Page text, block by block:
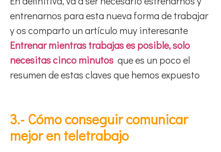
entrenarnos para esta nueva forma de trabajar
y os comparto un artículo muy interesante
Entrenar mientras trabajas es posible, solo
necesitas cinco minutos que es un poco el
resumen de estas claves que hemos expuesto
3.- Cómo conseguir comunicar
mejor en teletrabajo